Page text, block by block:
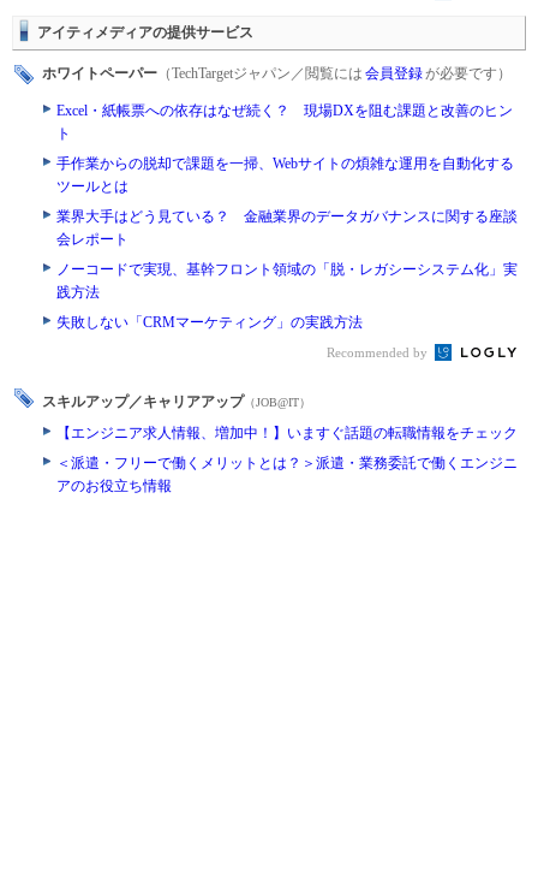
アイティメディアの提供サービス
ホワイトペーパー （TechTargetジャパン／閲覧には 会員登録が必要です）
Excel・紙帳票への依存はなぜ続く？ 現場DXを阻む課題と改善のヒン
ト
手作業からの脱却で課題を一掃、Webサイトの煩雑な運用を自動化する
ツールとは
業界大手はどう見ている？ 金融業界のデータガバナンスに関する座談
会レポート
ノーコードで実現、基幹フロント領域の「脱・レガシーシステム化」実
践方法
失敗しない「CRMマーケティング」の実践方法
Recommended by
スキルアップ／キャリアアップ （JOB@IT）
【エンジニア求人情報、増加中！】いますぐ話題の転職情報をチェック
＜派遣・フリーで働くメリットとは？＞派遣・業務委託で働くエンジニ
アのお役立ち情報